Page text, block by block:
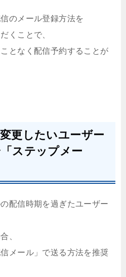
のメール登録方法を
くことで、
となく配信予約することが
変更したいユーザー
ステップメー
配信時期を過ぎたユーザー
、
メール」で送る方法を推奨